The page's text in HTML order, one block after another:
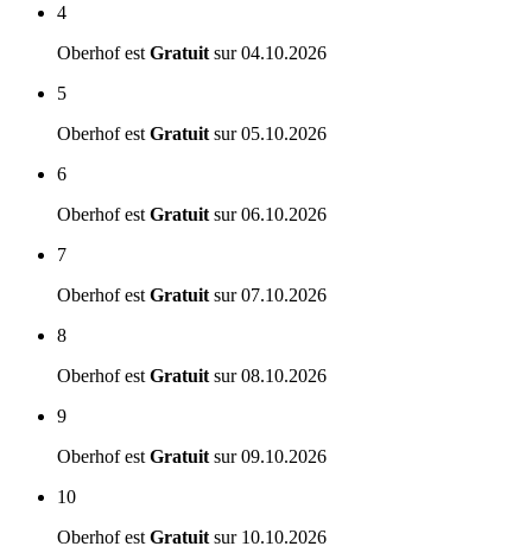
4
Oberhof est Gratuit sur04.10.2026
5
Oberhof est Gratuit sur05.10.2026
6
Oberhof est Gratuit sur06.10.2026
7
Oberhof est Gratuit sur07.10.2026
8
Oberhof est Gratuit sur08.10.2026
9
Oberhof est Gratuit sur09.10.2026
10
Oberhof est Gratuit sur 10.10.2026